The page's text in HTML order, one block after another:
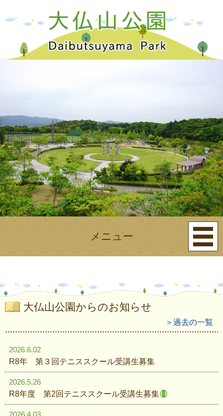
メニュー
大仏山公園からのお知らせ
＞過去の一覧
2026.6.02
R8年 第３回テニススクール受講生募集
2026.5.26
R8年度 第2回テニススクール受講生募集
2026.4.03